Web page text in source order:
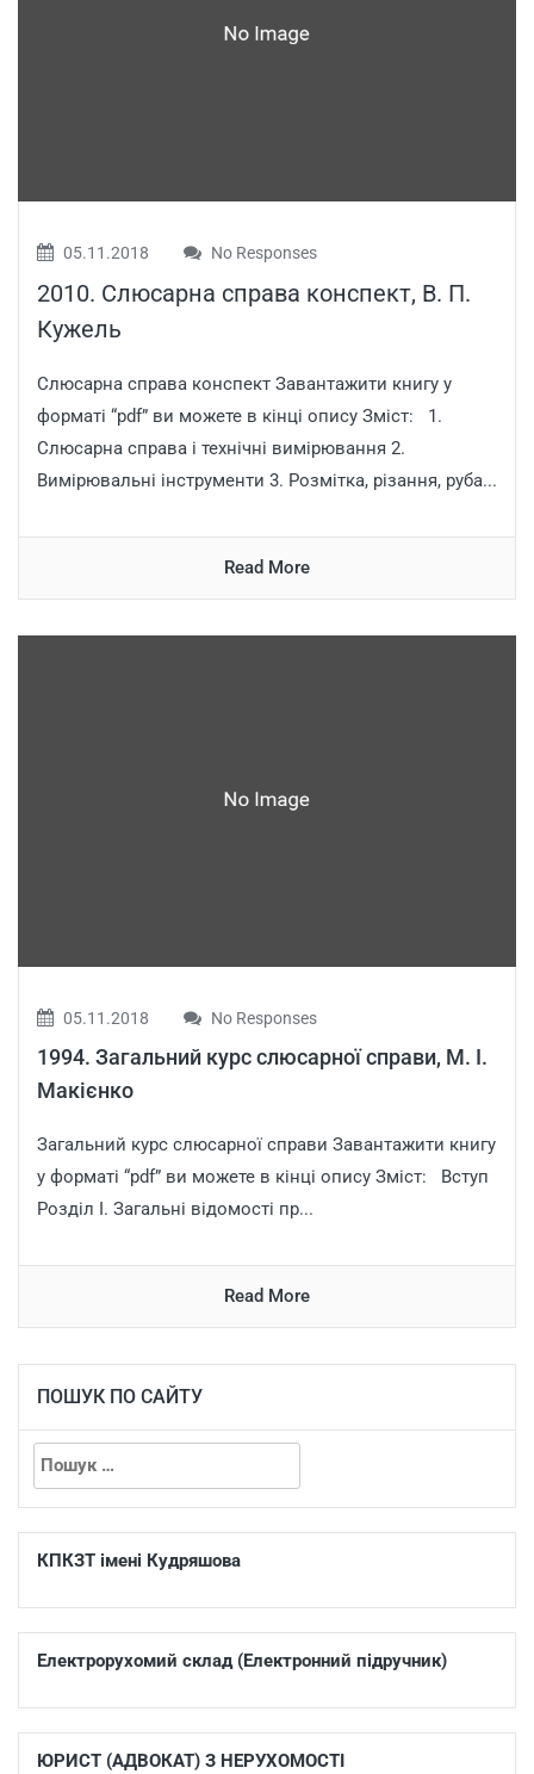
05.11.2018 No Responses
2010. Слюсарна справа конспект, В. П.
Кужель
Слюсарна справа конспект Завантажити книгу у
форматі “pdf” ви можете в кінці опису Зміст: 1.
Cлюсарна справа і технічні вимірювання 2.
Вимірювальні інструменти 3. Розмітка, різання, руба...
Read More
05.11.2018 No Responses
1994. Загальний курс слюсарної справи, М. І.
Макієнко
Загальний курс слюсарної справи Завантажити книгу
у форматі “pdf” ви можете в кінці опису Зміст: Вступ
Розділ І. Загальні відомості пр...
Read More
ПОШУК ПО САЙТУ
КПКЗТ імені Кудряшова
Електрорухомий склад (Електронний підручник)
ЮРИСТ (АДВОКАТ) З НЕРУХОМОСТІ